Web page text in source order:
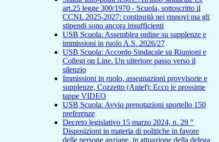
art.25 legge 300/1970 - Scuola, sottoscritto il
CCNL 2025-2027: continuità nei rinnovi ma gli
stipendi sono ancora insufficienti
USB Scuola: Assemblea online su supplenze e
immissioni in ruolo A.S. 2026/27
USB Scuola: Accordo Sindacale su Riunioni e
Collegi on Line. Un ulteriore passo verso il
silenzio
Immissioni in ruolo, assegnazioni provvisorie e
supplenze, Cozzetto (Anief): Ecco le prossime
tappe VIDEO
USB Scuola: Avvio prenotazioni sportello 150
preferenze
Decreto legislativo 15 marzo 2024, n. 29 "
Disposizioni in materia di politiche in favore
delle persone anziane, in attuazione della delega